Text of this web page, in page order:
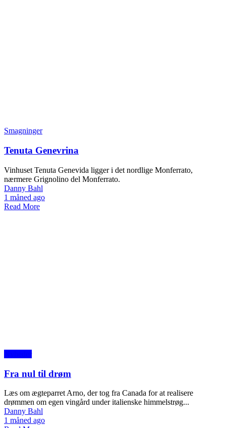
Smagninger
Tenuta Genevrina
Vinhuset Tenuta Genevida ligger i det nordlige Monferrato,
nærmere Grignolino del Monferrato.
Danny Bahl
1 måned ago
Read More
Fra nul til drøm
Læs om ægteparret Arno, der tog fra Canada for at realisere
drømmen om egen vingård under italienske himmelstrøg...
Danny Bahl
1 måned ago